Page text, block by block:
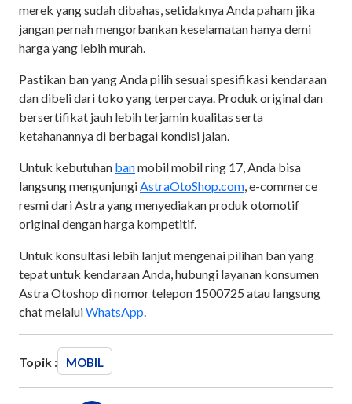
merek yang sudah dibahas, setidaknya Anda paham jika
jangan pernah mengorbankan keselamatan hanya demi
harga yang lebih murah.
Pastikan ban yang Anda pilih sesuai spesifikasi kendaraan
dan dibeli dari toko yang terpercaya. Produk original dan
bersertifikat jauh lebih terjamin kualitas serta
ketahanannya di berbagai kondisi jalan.
Untuk kebutuhan banmobil mobil ring 17, Anda bisa
langsung mengunjungi AstraOtoShop.com , e-commerce
resmi dari Astra yang menyediakan produk otomotif
original dengan harga kompetitif.
Untuk konsultasi lebih lanjut mengenai pilihan ban yang
tepat untuk kendaraan Anda, hubungi layanan konsumen
Astra Otoshop di nomor telepon 1500725 atau langsung
chat melaluiWhatsApp
Topik : MOBIL